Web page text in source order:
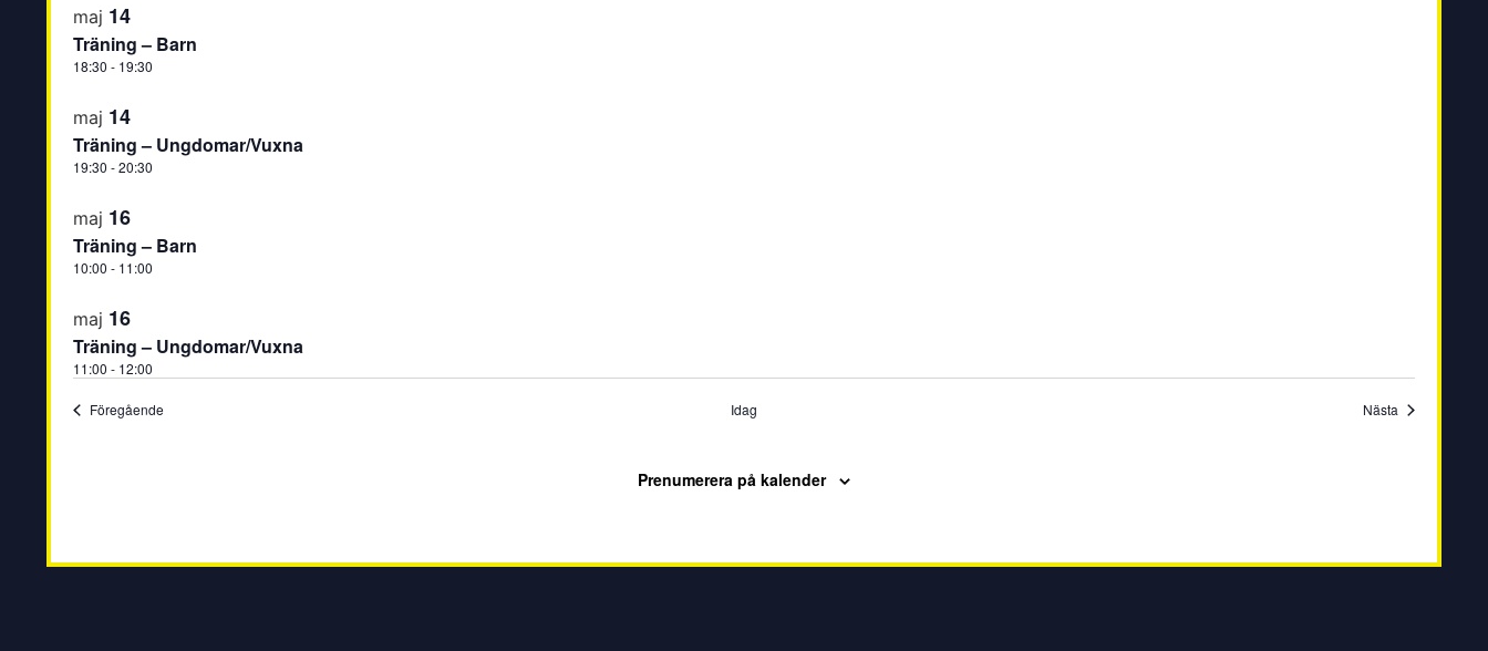
maj 14
Träning – Barn
18:30 - 19:30
maj 14
Träning – Ungdomar/Vuxna
19:30 -20:30
maj 16
Träning – Barn
10:00 - 11:00
maj 16
Träning – Ungdomar/Vuxna
11:00 - 12:00
Föregående Idag NästaEvenemang
Prenumerera på kalender